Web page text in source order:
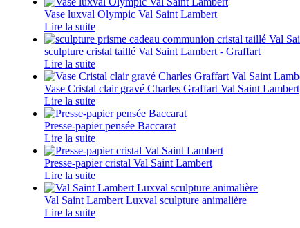
Vase luxval Olympic Val Saint Lambert
Lire la suite
sculpture cristal taillé Val Saint Lambert - Graffart
Lire la suite
Vase Cristal clair gravé Charles Graffart Val Saint Lambert
Lire la suite
Presse-papier pensée Baccarat
Lire la suite
Presse-papier cristal Val Saint Lambert
Lire la suite
Val Saint Lambert Luxval sculpture animalière
Lire la suite